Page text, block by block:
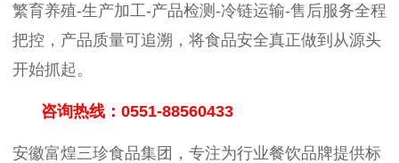
繁育养殖-生产加工-产品检测-冷链运输-售后服务全程
把控，产品质量可追溯，将食品安全真正做到从源头
开始抓起。
咨询热线： 0551-88560433
安徽富煌三珍食品集团，专注为行业餐饮品牌提供标